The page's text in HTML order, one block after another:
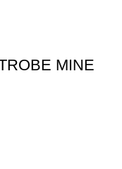
MINE